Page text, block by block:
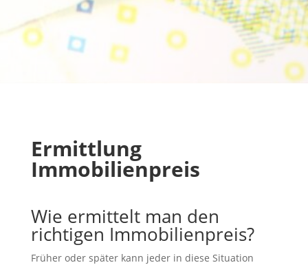
Ermittlung
Immobilienpreis
Wie ermittelt man den
richtigen Immobilienpreis?
Früher oder später kann jeder in diese Situation